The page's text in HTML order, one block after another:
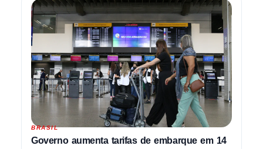
BRASIL
Governo aumenta tarifas de embarque em 14